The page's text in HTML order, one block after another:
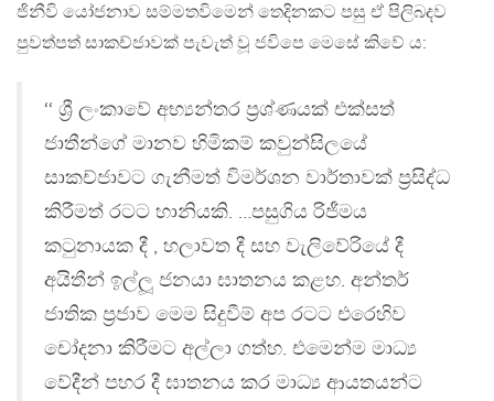
ජිනීවි යෝජනාව සම්මතවිමෙන් තෙදිනකට පසු ඒ පිලිබදව
පුවත්පත් සාකච්ජාවක් පැවැත් වූ ජවිපෙ මෙසේ කිවේ ය:
‘‘ ශ්‍රී ලංකාවේ අභ්‍යන්තර ප්‍රශ්ණයක් එක්සත්
ජාතීන්ගේ මානව හිමිකම් කවුන්සිලයේ
සාකච්ජාවට ගැනීමත් විමර්ශන වාර්තාවක් ප්‍රසිද්ධ
කිරීමත් රටට හානියකි. …පසුගිය රිජීමය
කටුනායක දී , හලාවත දී සහ වැලිවේරියේ දී
අයිතීන් ඉල්ලූ ජනයා ඝාතනය කළහ. අන්තර්
ජාතික ප්‍රජාව මෙම සිදුවීම් අප රටට එරෙහිව
චෝදනා කිරීමට අල්ලා ගත්හ. එමෙන්ම මාධ්‍ය
වේදීන් පහර දී ඝාතනය කර මාධ්‍ය ආයතයන්ට